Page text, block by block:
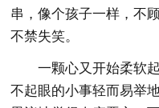
串，像个孩子一样，不
不禁失笑。
一颗心又开始柔软
不起眼的小事轻而易举